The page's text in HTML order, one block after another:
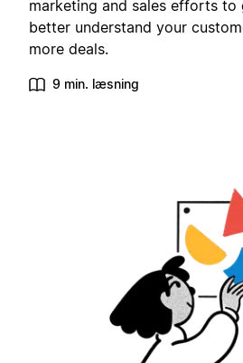
marketing and sales efforts to
better understand your
more deals.
9 min. læsning